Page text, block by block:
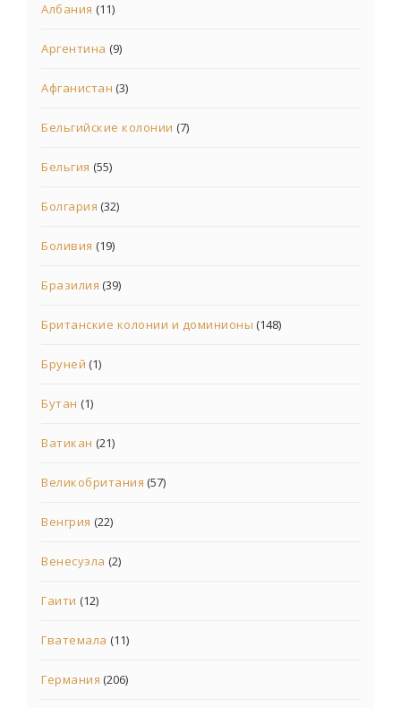
Албания (11)
Аргентина (9)
Афганистан (3)
Бельгийские колонии (7)
Бельгия (55)
Болгария (32)
Боливия (19)
Бразилия (39)
Британские колонии и доминионы (148)
Бруней (1)
Бутан (1)
Ватикан (21)
Великобритания (57)
Венгрия (22)
Венесуэла (2)
Гаити (12)
Гватемала (11)
Германия (206)